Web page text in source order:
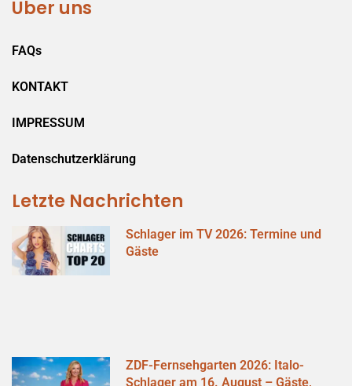
Über uns
FAQs
KONTAKT
IMPRESSUM
Datenschutzerklärung
Letzte Nachrichten
Schlager im TV 2026: Termine und
Gäste
ZDF-Fernsehgarten 2026: Italo-
Schlager am 16. August – Gäste,